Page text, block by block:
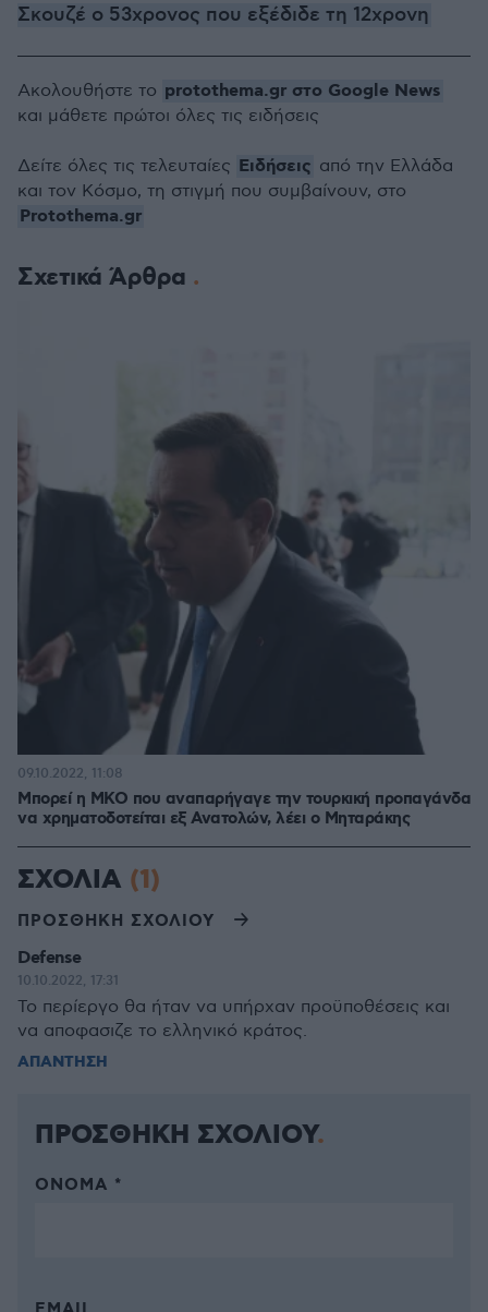
Σκουζέ ο 53χρονος που εξέδιδε τη 12χρονη
Σχετικά Άρθρα
Μπορεί η ΜΚΟ που αναπαρήγαγε την τουρκική προπαγάνδα
να χρηματοδοτείται εξ Ανατολών, λέει ο Μηταράκης
09.10.2022, 11:08
Ακολουθήστε το protothema.gr στο Google News
και μάθετε πρώτοι όλες τις ειδήσεις
Δείτε όλες τις τελευταίες Ειδήσεις από την Ελλάδα
και τον Κόσμο, τη στιγμή που συμβαίνουν, στο
Protothema.gr
ΣΧΟΛΙΑ (1)
ΠΡΟΣΘΗΚΗ ΣΧΟΛΙΟΥ
Defense
10.10.2022, 17:31
Το περίεργο θα ήταν να υπήρχαν προϋποθέσεις και
να αποφασιζε το ελληνικό κράτος.
ΑΠΑΝΤΗΣΗ
ΠΡΟΣΘΗΚΗ ΣΧΟΛΙΟΥ
ΌΝΟΜΑ *